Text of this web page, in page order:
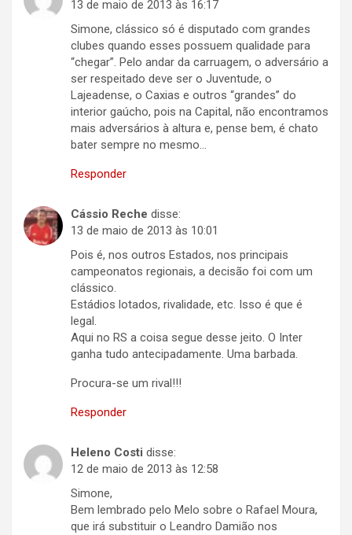
13 de maio de 2013 às 16:17
Simone, clássico só é disputado com grandes
clubes quando esses possuem qualidade para
“chegar”. Pelo andar da carruagem, o adversário a
ser respeitado deve ser o Juventude, o
Lajeadense, o Caxias e outros “grandes” do
interior gaúcho, pois na Capital, não encontramos
mais adversários à altura e, pense bem, é chato
bater sempre no mesmo…
Responder
Cássio Reche disse:
13 de maio de 2013 às 10:01
Pois é, nos outros Estados, nos principais
campeonatos regionais, a decisão foi com um
clássico.
Estádios lotados, rivalidade, etc. Isso é que é
legal.
Aqui no RS a coisa segue desse jeito. O Inter
ganha tudo antecipadamente. Uma barbada.
Procura-se um rival!!!
Responder
Heleno Costi disse:
12 de maio de 2013 às 12:58
Simone,
Bem lembrado pelo Melo sobre o Rafael Moura,
que irá substituir o Leandro Damião nos